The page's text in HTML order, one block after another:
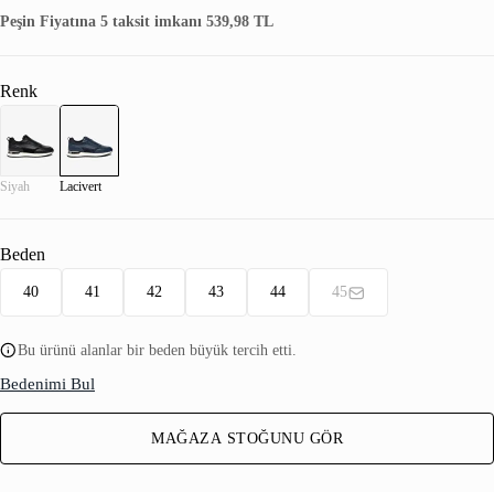
Peşin Fiyatına 5 taksit imkanı 539,98 TL
Renk
Siyah Lacivert
Beden
40 41 42 43 44 45
Bu ürünü alanlar bir beden büyük tercih etti.
Bedenimi Bul
MAĞAZA STOĞUNU GÖR